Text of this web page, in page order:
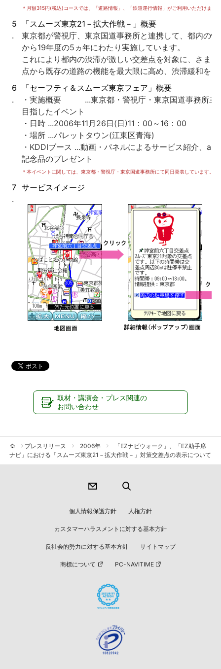
＊月額315円(税込)コースでは、「道路情報」、「鉄道運行情報」がご利用いただけます
5
.
「スムーズ東京21－拡大作戦－」概要
東京都が警視庁、東京国道事務所と連携して、都内の
から19年度の5ヵ年にわたり実施しています。
これにより都内の渋滞が激しい交差点を対象に、さま
点から既存の道路の機能を最大限に高め、渋滞緩和を
6
.
「セーフティ＆スムーズ東京フェア」概要
・実施概要 ...東京都・警視庁・東京国道事務所主
目指したイベント
・日時 ...2006年11月26日(日)11：00～16：00
・場所 ...パレットタウン(江東区青海)
・KDDIブース ...動画・パネルによるサービス紹介、
記念品のプレゼント
＊本イベントに関しては、東京都・警視庁・東京国道事務所にて同日発表しています。
7
.
サービスイメージ
取材・講演会・プレス関連の
お問い合わせ
プレスリリース 2006年
「EZナビウォーク」、「EZ助手席
ナビ」における「スムーズ東京21－拡大作戦－」対策交差点の表示について
個人情報保護方針 人権方針
カスタマーハラスメントに対する基本方針
反社会的勢力に対する基本方針 サイトマップ
商標について PC-NAVITIME